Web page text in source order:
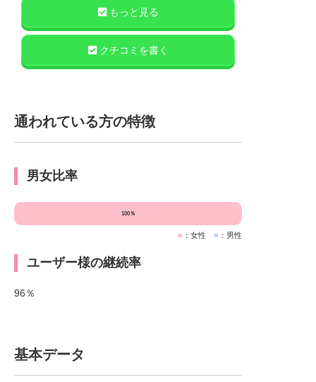
もっと見る
クチコミを書く
通われている方の特徴
男女比率
100％
■ ：女性 ■ ：男性
ユーザー様の継続率
96％
基本データ